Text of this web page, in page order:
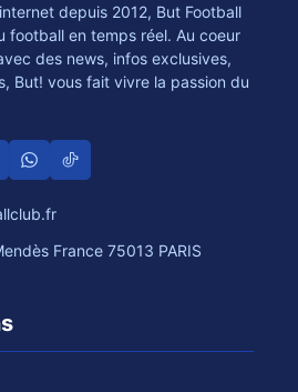
depuis 2012, But Football
football en temps réel. Au coeur
des news, infos exclusives,
But! vous fait vivre la passion du
France 75013 PARIS